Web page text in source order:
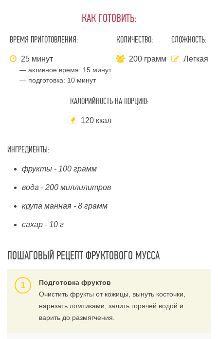
КАК ГОТОВИТЬ:
ВРЕМЯ ПРИГОТОВЛЕНИЯ:
25 минут
— активное время: 15 минут
— подготовка: 10 минут
КОЛИЧЕСТВО:
200 грамм
СЛОЖНОСТЬ:
Легкая
КАЛОРИЙНОСТЬ НА ПОРЦИЮ:
120 ккал
ИНГРЕДИЕНТЫ:
фрукты - 100 грамм
вода - 200 миллилитров
крупа манная - 8 грамм
сахар - 10 г
ПОШАГОВЫЙ РЕЦЕПТ ФРУКТОВОГО МУССА
Подготовка фруктов
Очистить фрукты от кожицы, вынуть косточки,
нарезать ломтиками, залить горячей водой и
варить до размягчения.